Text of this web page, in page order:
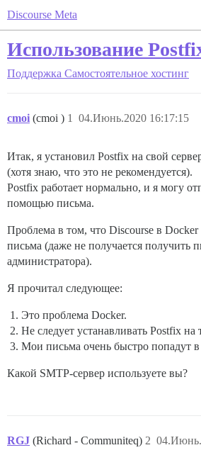
Discourse Meta
Использование
Поддержка Самостоятельное хостинг
cmoi (cmoi ) 04.Июнь.2020 16:17:15
1
Итак, я установил Postfix на свой
(хотя знаю, что это не рекомендуется).
Postfix работает нормально, и я могу
помощью письма.
Проблема в том, что Discourse в Docker
письма (даже не получается получить
администратора).
Я прочитал следующее:
Это проблема Docker.
Не следует устанавливать Postfix на
Мои письма очень быстро попадут
Какой SMTP-сервер используете вы?
RGJ (Richard - Communiteq) 2